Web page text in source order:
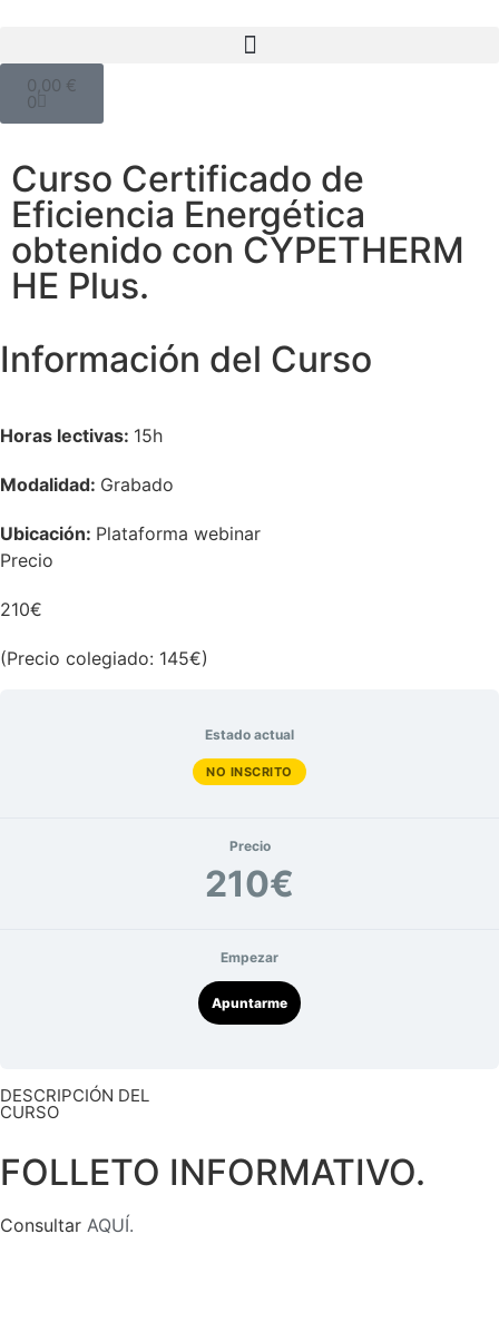
0,00 €
0
Curso Certificado de
Eficiencia Energética
obtenido con CYPETHERM
HE Plus.
Información del Curso
Horas lectivas: 15h
Modalidad: Grabado
Ubicación: Plataforma webinar
Precio
210€
(Precio colegiado: 145€)
Estado actual
NO INSCRITO
Precio
210€
Empezar
Apuntarme
DESCRIPCIÓN DEL
CURSO
FOLLETO INFORMATIVO.
Consultar AQUÍ.